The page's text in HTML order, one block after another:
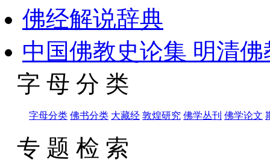
佛经解说辞典
中国佛教史论集 明清
字 母 分 类
字母分类 佛书分类 大藏经 敦煌研究 佛学丛刊 佛学论文
专 题 检 索